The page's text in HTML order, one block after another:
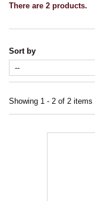
There are 2 products.
Sort by
Showing 1 - 2 of 2 items